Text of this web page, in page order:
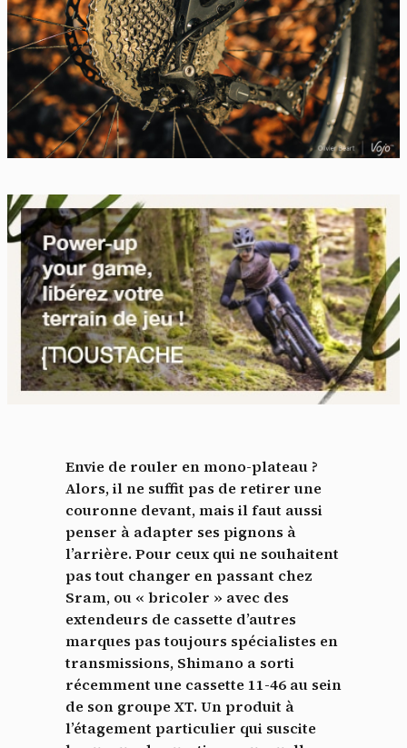
Envie de rouler en mono-plateau ?
Alors, il ne suffit pas de retirer une
couronne devant, mais il faut aussi
penser à adapter ses pignons à
l’arrière. Pour ceux qui ne souhaitent
pas tout changer en passant chez
Sram, ou « bricoler » avec des
extendeurs de cassette d’autres
marques pas toujours spécialistes en
transmissions, Shimano a sorti
récemment une cassette 11-46 au sein
de son groupe XT. Un produit à
l’étagement particulier qui suscite